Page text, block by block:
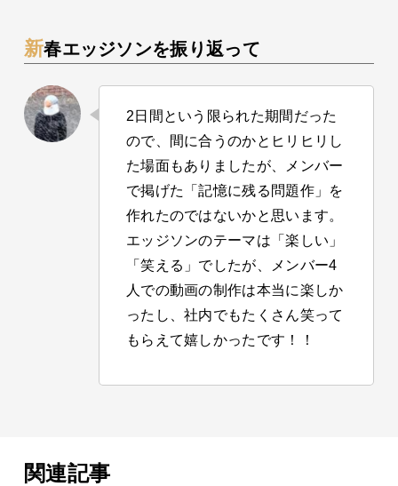
新春エッジソンを振り返って
2日間という限られた期間だった
ので、間に合うのかとヒリヒリし
た場面もありましたが、メンバー
で掲げた「記憶に残る問題作」を
作れたのではないかと思います。
エッジソンのテーマは「楽しい」
「笑える」でしたが、メンバー4
人での動画の制作は本当に楽しか
ったし、社内でもたくさん笑って
もらえて嬉しかったです！！
関連記事